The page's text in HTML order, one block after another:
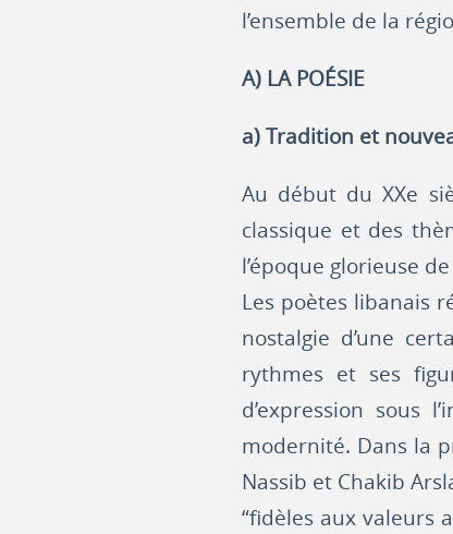
l’ensemble de la
A) LA POÉSIE
a) Tradition et
Au début du XXe
classique et des
l’époque glorieuse
Les poètes libanais
nostalgie d’une
rythmes et ses
d’expression sous
modernité. Dans la
Nassib et Chakib
“fidèles aux valeurs